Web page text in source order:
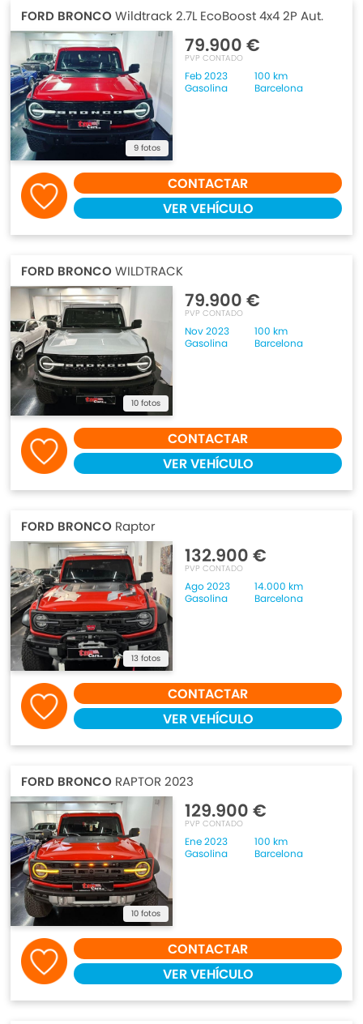
FORD BRONCOWildtrack 2.7L EcoBoost 4x4 2P Aut.
9 fotos
79.900 €
PVP CONTADO
Feb 2023
100 km
Gasolina
Barcelona
CONTACTAR
VER VEHÍCULO
FORD BRONCOWILDTRACK
10 fotos
79.900 €
PVP CONTADO
Nov 2023
100 km
Gasolina
Barcelona
CONTACTAR
VER VEHÍCULO
FORD BRONCO Raptor
13 fotos
132.900 €
PVP CONTADO
Ago 2023
14.000 km
Gasolina
Barcelona
CONTACTAR
VER VEHÍCULO
FORD BRONCO RAPTOR 2023
10 fotos
129.900 €
PVP CONTADO
Ene 2023
100 km
Gasolina
Barcelona
CONTACTAR
VER VEHÍCULO